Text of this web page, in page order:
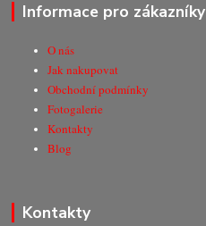
Informace pro zákazníky
O nás
Jak nakupovat
Obchodní podmínky
Fotogalerie
Kontakty
Blog
Kontakty